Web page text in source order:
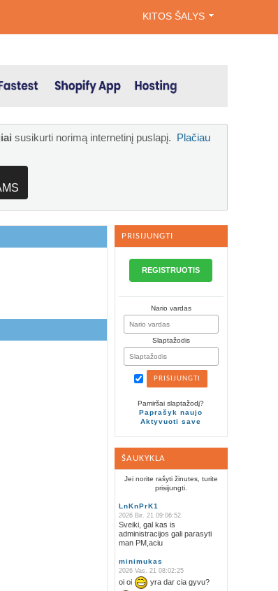
KITOS ŠALYS
susikurti norimą internetinį puslapį. Plačiau
PRISIJUNGTI
REGISTRUOTIS
Nario vardas
Slaptažodis
Pamiršai slaptažodį?
Paprašyk naujo
Aktyvuoti save
ŠAUKYKLA
Jei norite rašyti žinutes, turite
prisijungti.
LnKnPrK1
2026 Bir. 21 09:06:52
Sveiki, gal kas is
administracijos gali parasyti
man PM,aciu
minimukas
2026 Vas. 21 08:02:25
oi oi yra dar cia gyvu?